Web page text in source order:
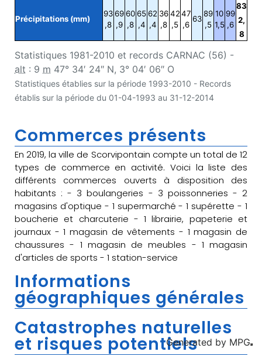
Statistiques 1981-2010 et records CARNAC (56) -
alt : 9 m 47° 34′ 24″ N, 3° 04′ 06″ O
Statistiques établies sur la période 1993-2010 - Records
établis sur la période du 01-04-1993 au 31-12-2014
Précipitations (mm)
93
,8
69
,9
60
,8
65
,4
62
,4
36
,8
42
,5
47
,6
63
89
,5
10
1,5
99
,6
83
2,
8
Commerces présents
En 2019, la ville de Scorvipontain compte un total de 12
types de commerce en activité. Voici la liste des
différents commerces ouverts à disposition des
habitants : - 3 boulangeries - 3 poissonneries - 2
magasins d'optique - 1 supermarché - 1 supérette - 1
boucherie et charcuterie - 1 librairie, papeterie et
journaux - 1 magasin de vêtements - 1 magasin de
chaussures - 1 magasin de meubles - 1 magasin
d'articles de sports - 1 station-service
Informations
géographiques générales
Catastrophes naturelles
et risques potentielsGenerated by MPG